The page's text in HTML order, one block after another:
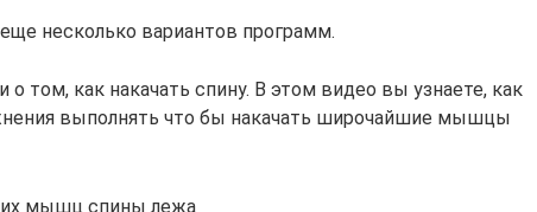
несколько вариантов программ.
том, как накачать спину. В этом видео вы узнаете, как
выполнять что бы накачать широчайшие мышцы
мышц спины лежа